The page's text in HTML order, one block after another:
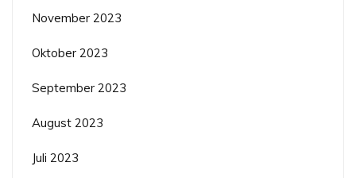
November 2023
Oktober 2023
September 2023
August 2023
Juli 2023